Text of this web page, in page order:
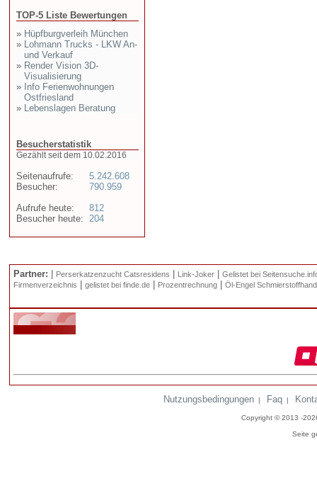
TOP-5 Liste Bewertungen
» Hüpfburgverleih München
» Lohmann Trucks - LKW An-
und Verkauf
» Render Vision 3D-
Visualisierung
» Info Ferienwohnungen
Ostfriesland
» Lebenslagen Beratung
Besucherstatistik
Gezählt seit dem 10.02.2016
Seitenaufrufe:
Besucher:
Aufrufe heute:
Besucher heute:
5.242.608
790.959
812
204
Partner: Perserkatzenzucht Catsresidens Link-Joker
Gelistet bei
Firmenverzeichnis
gelistet bei finde.de Prozentrechnung Öl-Engel
Nutzungsbedingungen | Faq |
Copyright © 2013 -
Seite